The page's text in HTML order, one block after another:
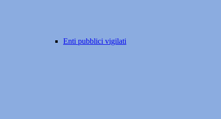
Enti pubblici vigilati